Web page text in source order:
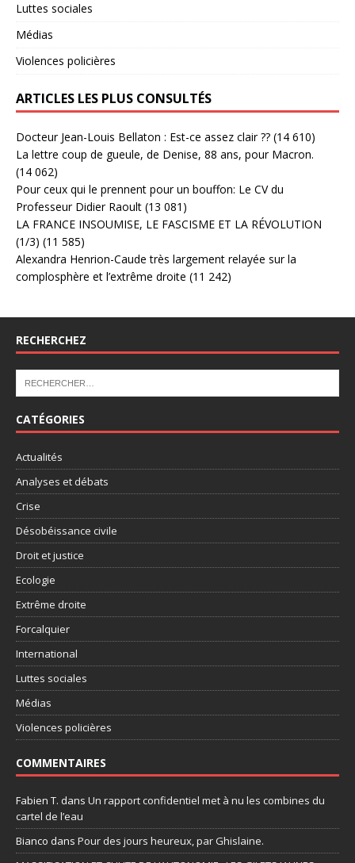
Luttes sociales
Médias
Violences policières
ARTICLES LES PLUS CONSULTÉS
Docteur Jean-Louis Bellaton : Est-ce assez clair ?? (14 610)
La lettre coup de gueule, de Denise, 88 ans, pour Macron.
(14 062)
Pour ceux qui le prennent pour un bouffon: Le CV du
Professeur Didier Raoult (13 081)
LA FRANCE INSOUMISE, LE FASCISME ET LA RÉVOLUTION
(1/3) (11 585)
Alexandra Henrion-Caude très largement relayée sur la
complosphère et l’extrême droite (11 242)
RECHERCHEZ
CATÉGORIES
Actualités
Analyses et débats
Crise
Désobéissance civile
Droit et justice
Ecologie
Extrême droite
Forcalquier
International
Luttes sociales
Médias
Violences policières
COMMENTAIRES
Fabien T. dans Un rapport confidentiel met à nu les combines du
cartel de l’eau
Bianco dans Pour des jours heureux, par Ghislaine.